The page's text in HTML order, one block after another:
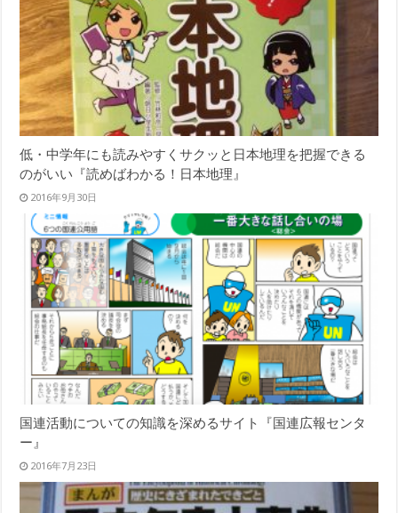
低・中学年にも読みやすくサクッと日本地理を把握できる
のがいい『読めばわかる！日本地理』
2016年9月30日
国連活動についての知識を深めるサイト『国連広報センタ
ー』
2016年7月23日